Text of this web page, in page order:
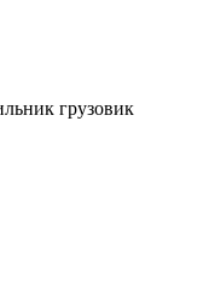
грузовик